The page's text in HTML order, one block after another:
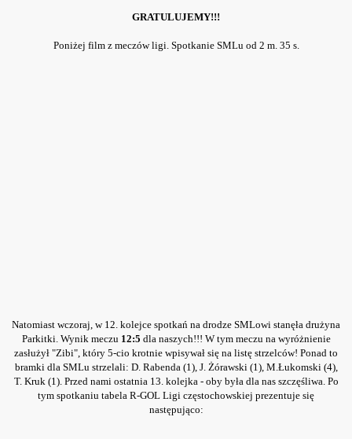
GRATULUJEMY!!!
Poniżej film z meczów ligi. Spotkanie SMLu od 2 m. 35 s.
Natomiast wczoraj, w 12. kolejce spotkań na drodze SMLowi stanęła drużyna
Parkitki. Wynik meczu 12:5 dla naszych!!! W tym meczu na wyróżnienie
zasłużył "Zibi", który 5-cio krotnie wpisywał się na listę strzelców! Ponad to
bramki dla SMLu strzelali: D. Rabenda (1), J. Żórawski (1), M.Łukomski (4),
T. Kruk (1). Przed nami ostatnia 13. kolejka - oby była dla nas szczęśliwa. Po
tym spotkaniu tabela R-GOL Ligi częstochowskiej prezentuje się
następująco: